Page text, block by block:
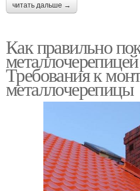
читать дальше →
Как правильно
Требования к
металлочерепицы